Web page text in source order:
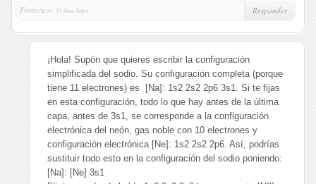
Francisco,
11 Años Antes Responder
¡Hola! Supón que quieres escribir la configuración
simplificada del sodio. Su configuración completa (porque
tiene 11 electrones) es [Na]: 1s2 2s2 2p6 3s1. Si te fijas
en esta configuración, todo lo que hay antes de la última
capa, antes de 3s1, se corresponde a la configuración
electrónica del neón, gas noble con 10 electrones y
configuración electrónica [Ne]: 1s2 2s2 2p6. Así, podrías
sustituir todo esto en la configuración del sodio poniendo:
[Na]: [Ne] 3s1